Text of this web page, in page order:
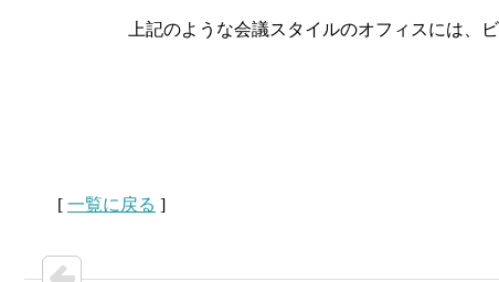
上記のような会議スタイルのオフィスには、
[ 一覧に戻る ]